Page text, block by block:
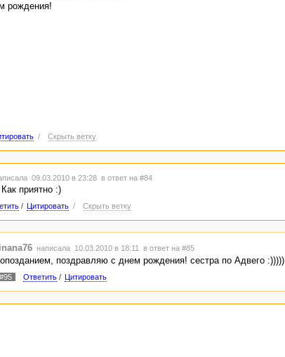
рождения!
/ Скрыть ветку
09.03.2010 в 23:28 в ответ на #84
приятно :)
/ Цитировать / Скрыть ветку
написала 10.03.2010 в 18:11 в ответ на #85
поздравляю с днем рождения! сестра по Адвего :)))))
#95 Ответить/ Цитировать